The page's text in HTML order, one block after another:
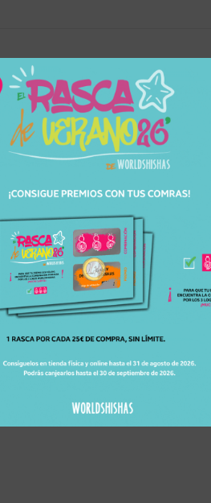
1984
En Stock
149,95€